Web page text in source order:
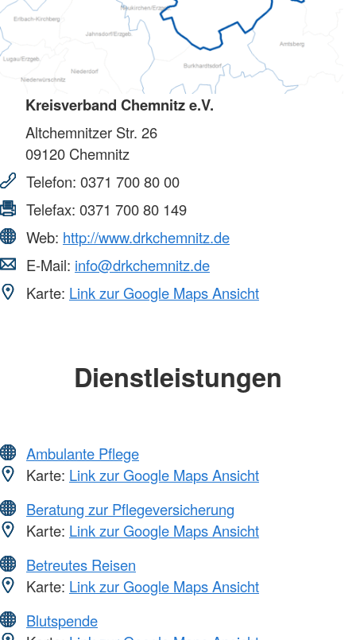
Kreisverband Chemnitz e.V.
Altchemnitzer Str. 26
09120 Chemnitz
Telefon: 0371 700 80 00
Telefax: 0371 700 80 149
Web: http://www.drkchemnitz.de
E-Mail: info@drkchemnitz.de
Karte: Link zur Google Maps Ansicht
Dienstleistungen
Ambulante Pflege
Karte: Link zur Google Maps Ansicht
Beratung zur Pflegeversicherung
Karte: Link zur Google Maps Ansicht
Betreutes Reisen
Karte: Link zur Google Maps Ansicht
Blutspende